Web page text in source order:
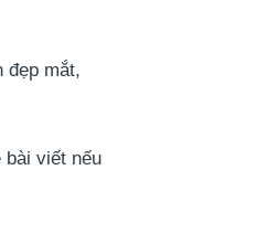
đẹp mắt,
viết nếu